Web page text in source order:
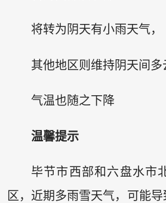
将转为阴天有小雨天气，
其他地区则维持阴天间多
气温也随之下降
温馨提示
毕节市西部和六盘水市
区，近期多雨雪天气，可能